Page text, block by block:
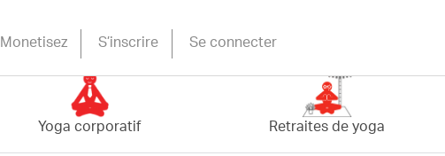
Monetisez S’inscrire Se connecter
Yoga corporatif Retraites de yoga